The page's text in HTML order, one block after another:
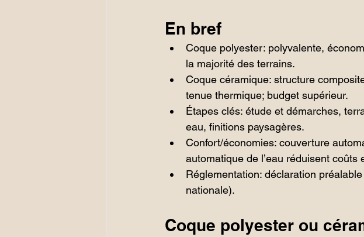
En bref
Coque polyester: polyvalente,
la majorité des terrains.
Coque céramique: structure
tenue thermique; budget supérieur.
Étapes clés: étude et démarches,
eau, finitions paysagères.
Confort/économies: couverture
automatique de l’eau réduisent coûts
Réglementation: déclaration
nationale).
Coque polyester ou